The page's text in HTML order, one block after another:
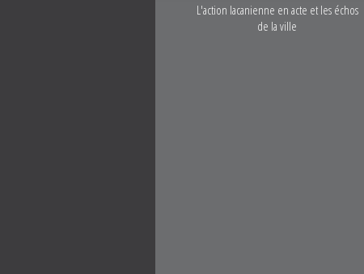
L'action lacanienne en acte et les échos
de la ville